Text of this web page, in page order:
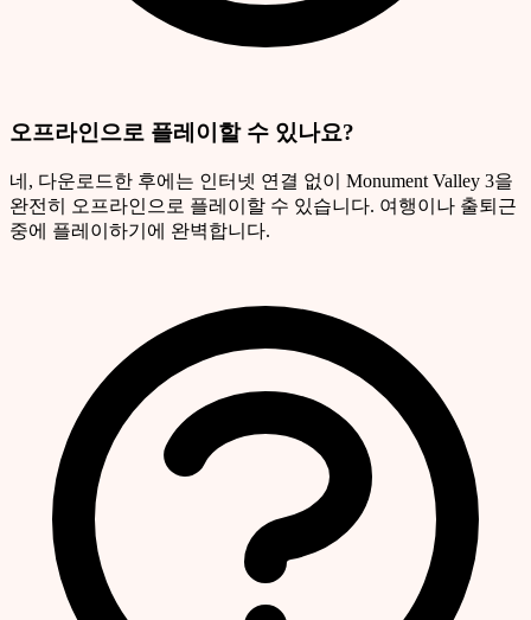
오프라인으로 플레이할 수 있나요?
네, 다운로드한 후에는 인터넷 연결 없이 Monument Valley 3을
완전히 오프라인으로 플레이할 수 있습니다. 여행이나 출퇴근
중에 플레이하기에 완벽합니다.